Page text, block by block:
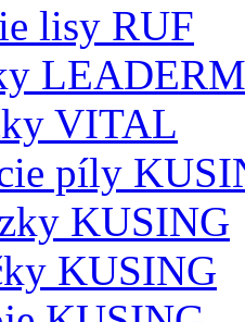
lisy RUF
VITAL
píly
KUSING
KUSING